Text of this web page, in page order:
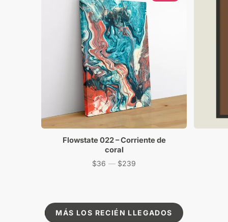
Flowstate 022 – Corriente de
coral
Precio
$36 — $239
MÁS LOS RECIÉN LLEGADOS